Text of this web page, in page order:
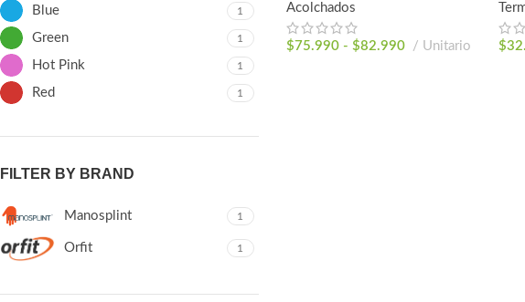
Blue 1
Green 1
Hot Pink 1
Red 1
FILTER BY BRAND
Manosplint 1
Orfit 1
Acolchados
$75.990 - $82.990 Unitario $